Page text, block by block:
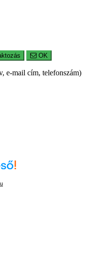
OK
e-mail cím, telefonszám)